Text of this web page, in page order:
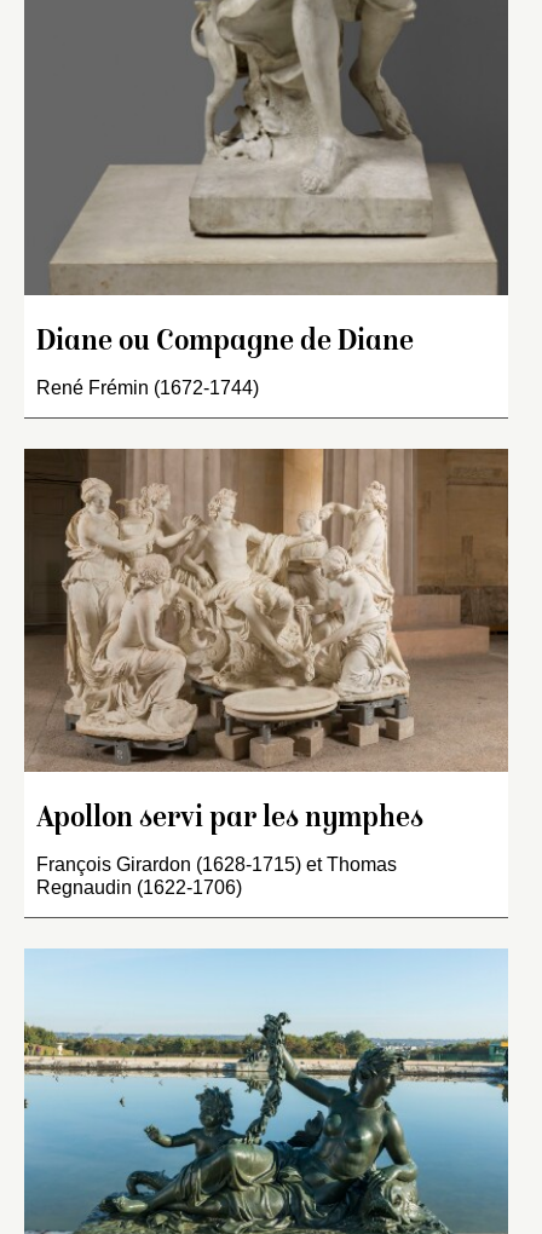
Diane ou Compagne de Diane
René Frémin (1672-1744)
Apollon servi par les nymphes
François Girardon (1628-1715) et Thomas
Regnaudin (1622-1706)